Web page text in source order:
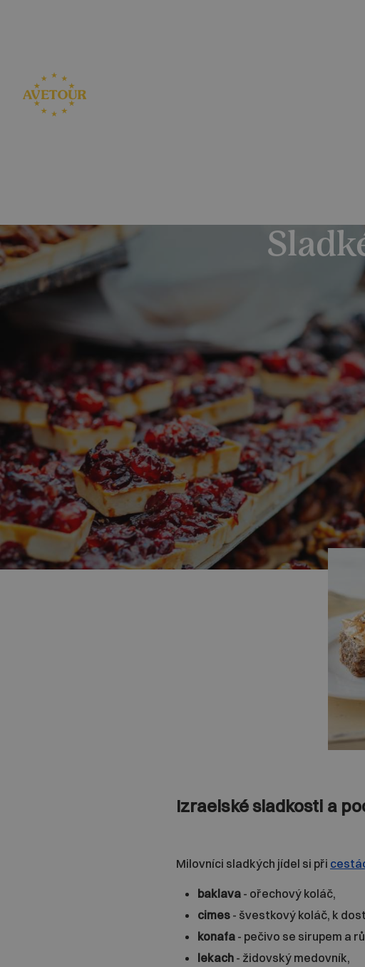
Izrael je synonymem dobrého
nějakou tu sladkost, nechat si
izraelský falafel . Dnes se však
Izraelské sladkosti a
Milovníci sladkých jídel si při
baklava - ořechový koláč,
cimes - švestkový koláč, k
konafa - pečivo se sirupem a
lekach - židovský medovník,